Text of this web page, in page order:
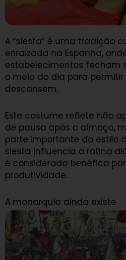
A “siesta” é uma tradição
enraizada na Espanha,
estabelecimentos fecham
o meio do dia para permitir
descansem.
Este costume reflete não
de pausa após o almoço,
parte importante do estilo
siesta influencia a rotina
é considerada benéfica
produtividade.
A monarquia ainda existe